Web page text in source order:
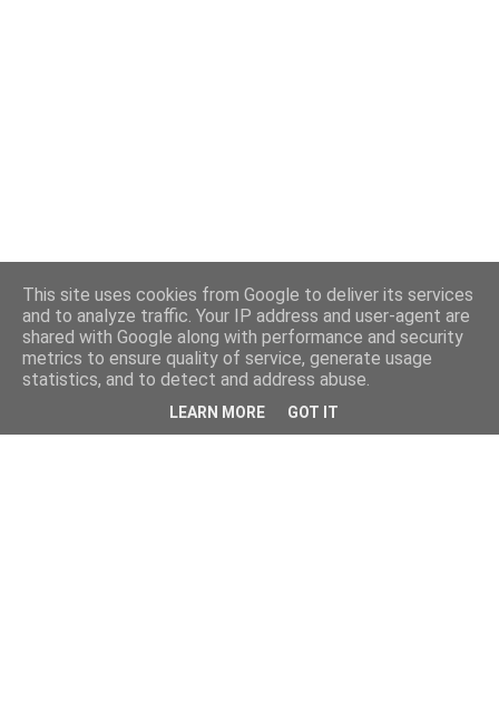
This site uses cookies from Google to deliver its services
and to analyze traffic. Your IP address and user-agent are
shared with Google along with performance and security
metrics to ensure quality of service, generate usage
statistics, and to detect and address abuse.
LEARN MORE GOT IT